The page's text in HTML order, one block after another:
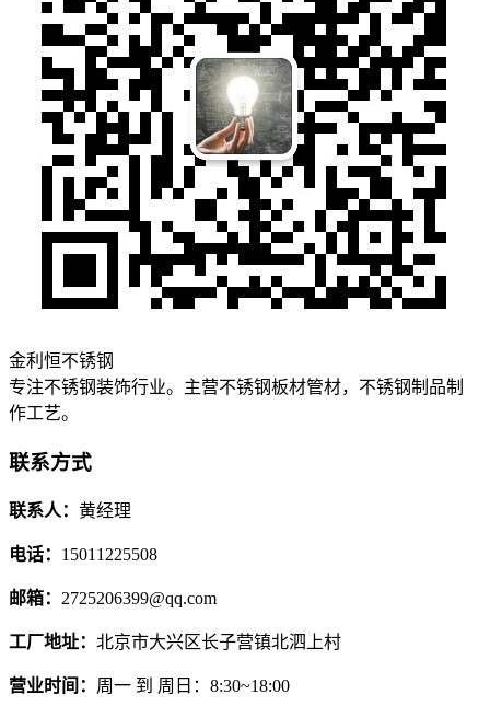
金利恒不锈钢
专注不锈钢装饰行业。主营不锈钢板材管材，不锈钢制品制
作工艺。
联系方式
联系人： 黄经理
电话： 15011225508
邮箱： 2725206399@qq.com
工厂地址： 北京市大兴区长子营镇北泗上村
营业时间： 周一 到 周日：8:30~18:00